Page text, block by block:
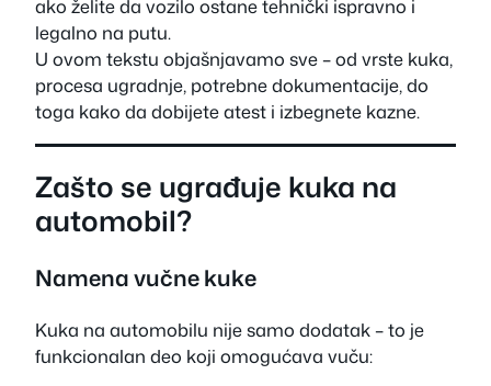
ako želite da vozilo ostane tehnički ispravno i
legalno na putu.
U ovom tekstu objašnjavamo sve – od vrste kuka,
procesa ugradnje, potrebne dokumentacije, do
toga kako da dobijete atest i izbegnete kazne.
Zašto se ugrađuje kuka na
automobil?
Namena vučne kuke
Kuka na automobilu nije samo dodatak – to je
funkcionalan deo koji omogućava vuču: